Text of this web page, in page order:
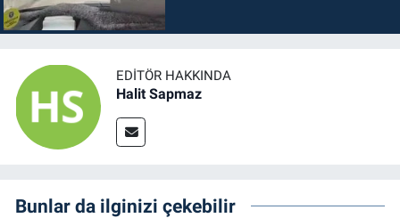
EDITÖR HAKKINDA
Halit Sapmaz
Bunlar da ilginizi çekebilir